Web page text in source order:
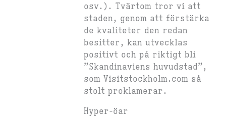
osv.). Tvärtom tror vi att
staden, genom att förstärka
de kvaliteter den redan
besitter, kan utvecklas
positivt och på riktigt bli
”Skandinaviens huvudstad”,
som Visitstockholm.com så
stolt proklamerar.
Hyper-öar